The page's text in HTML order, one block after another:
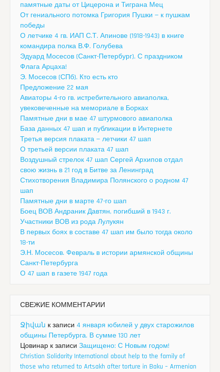
памятные даты от Цицерона и Тиграна Мец
От гениального потомка Григория Пушки — к пушкам
победы
О летчике 4 гв. ИАП С.Т. Апинове (1918-1943) в книге
командира полка В.Ф. Голубева
Эдуард Мосесов (Санкт-Петербург). С праздником
Флага Арцаха!
Э. Мосесов (СПб). Кто есть кто
Предложение 22 мая
Авиаторы 4-го гв. истребительного авиаполка,
увековеченные на мемориале в Борках
Памятные дни в мае 47 штурмового авиаполка
База данных 47 шап и публикации в Интернете
Третья версия плаката — летчики 47 шап
О третьей версии плаката 47 шап
Воздушный стрелок 47 шап Сергей Архипов отдал
свою жизнь в 21 год в Битве за Ленинград
Стихотворения Владимира Полянского о родном 47
шап
Памятные дни в марте 47-го шап
Боец ВОВ Андраник Давтян, погибший в 1943 г.
Участники ВОВ из рода Лулукян
В первых боях в составе 47 шап им было тогда около
18-ти
Э.Н. Мосесов. Февраль в истории армянской общины
Санкт-Петербурга
О 47 шап в газете 1947 года
СВЕЖИЕ КОММЕНТАРИИ
Ջիվան к записи 4 января юбилей у двух старожилов
общины Петербурга. В сумме 130 лет
Цовинар к записи Защищено: С Новым годом!
Christian Solidarity International about help to the family of
those who returned to Artsakh after torture in Baku – Armenian